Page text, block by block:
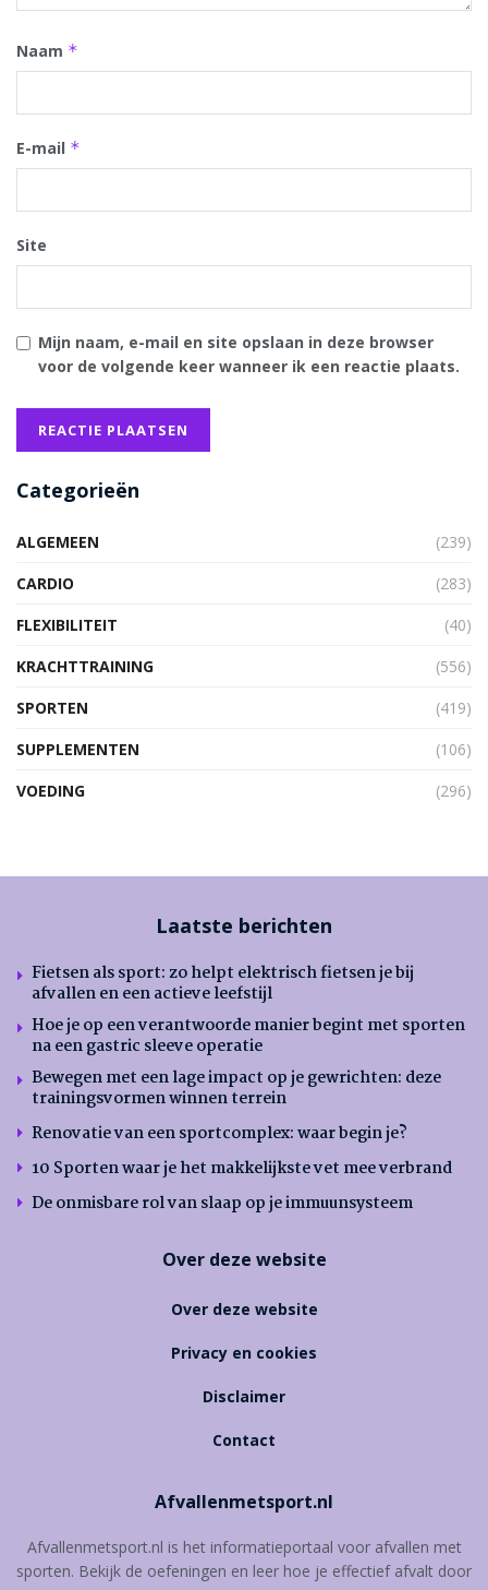
Naam *
E-mail *
Site
Mijn naam, e-mail en site opslaan in deze browser
voor de volgende keer wanneer ik een reactie plaats.
Categorieën
ALGEMEEN
(239)
CARDIO
(283)
FLEXIBILITEIT
(40)
KRACHTTRAINING
(556)
SPORTEN
(419)
SUPPLEMENTEN
(106)
VOEDING
(296)
Laatste berichten
Fietsen als sport: zo helpt elektrisch fietsen je bij
afvallen en een actieve leefstijl
Hoe je op een verantwoorde manier begint met sporten
na een gastric sleeve operatie
Bewegen met een lage impact op je gewrichten: deze
trainingsvormen winnen terrein
Renovatie van een sportcomplex: waar begin je?
10 Sporten waar je het makkelijkste vet mee verbrand
De onmisbare rol van slaap op je immuunsysteem
Over deze website
Over deze website
Privacy en cookies
Disclaimer
Contact
Afvallenmetsport.nl
Afvallenmetsport.nl is het informatieportaal voor afvallen met
sporten. Bekijk de oefeningen en leer hoe je effectief afvalt door